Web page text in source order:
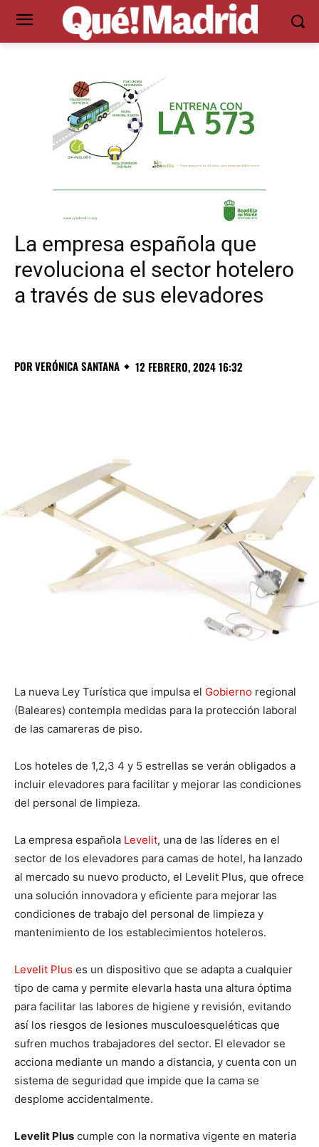
La empresa española que
revoluciona el sector hotelero
a través de sus elevadores
PORVERÓNICA SANTANA 12 FEBRERO, 2024 16:32
La nueva Ley Turística que impulsa el Gobierno regional
(Baleares) contempla medidas para la protección laboral
de las camareras de piso.
Los hoteles de 1,2,3 4 y 5 estrellas se verán obligados a
incluir elevadores para facilitar y mejorar las condiciones
del personal de limpieza.
La empresa española Levelit, una de las líderes en el
sector de los elevadores para camas de hotel, ha lanzado
al mercado su nuevo producto, el Levelit Plus, que ofrece
una solución innovadora y eficiente para mejorar las
condiciones de trabajo del personal de limpieza y
mantenimiento de los establecimientos hoteleros.
Levelit Plus es un dispositivo que se adapta a cualquier
tipo de cama y permite elevarla hasta una altura óptima
para facilitar las labores de higiene y revisión, evitando
así los riesgos de lesiones musculoesqueléticas que
sufren muchos trabajadores del sector. El elevador se
acciona mediante un mando a distancia, y cuenta con un
sistema de seguridad que impide que la cama se
desplome accidentalmente.
Levelit Plus cumple con la normativa vigente en materia